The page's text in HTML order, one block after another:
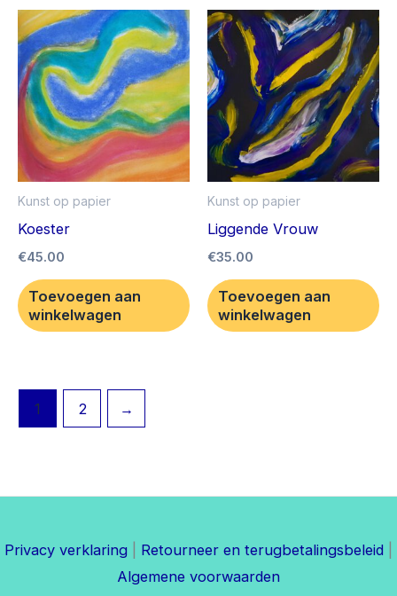
Kunst op papier
Koester
€45.00
Toevoegen aan
winkelwagen
Kunst op papier
Liggende Vrouw
€35.00
Toevoegen aan
winkelwagen
1 2 →
Privacy verklaring Retourneer en terugbetalingsbeleid
Algemene voorwaarden